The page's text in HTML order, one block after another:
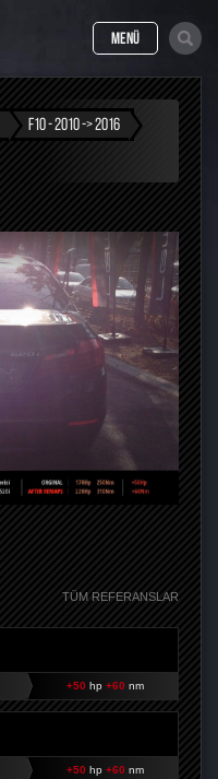
MENÜ
F10 - 2010 -> 2016
TÜM REFERANSLAR
+50 hp +60 nm
+50 hp +60 nm